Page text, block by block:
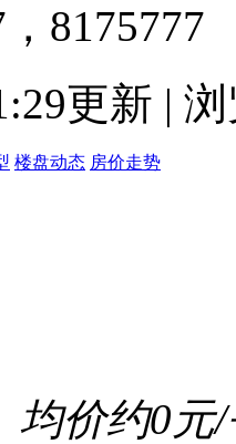
8175777
更新 |
楼盘动态 房价走势
均价约0元